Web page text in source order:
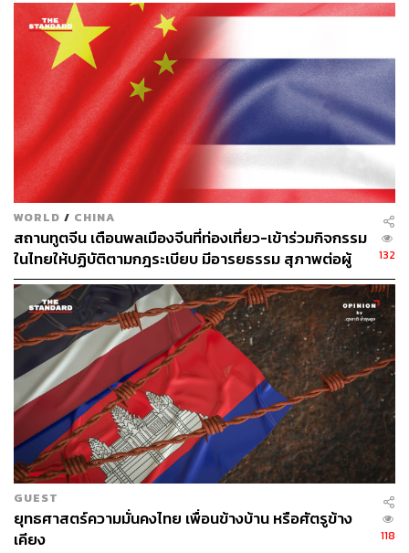
ดัชนีทั้งสองปรับตัวขึ้นเกือบ 30% ในไตรมาสที่ 3 จากการ
คาดการณ์การขาดดุลน้ำมันดิบทั่วโลกในไตรมาส 4 หลังจาก
ที่ซาอุดีอาระเบียและรัสเซียขยายเวลาหั่นการผลิตจนถึงสิ้นปี
นักวิเคราะห์ของ ING กล่าวว่า แม้ OPEC+ จะไม่มีการ
เปลี่ยนแปลงนโยบายการผลิต เนื่องจากความแข็งแกร่งของ
ตลาดในช่วงนี้ แต่ซาอุดีอาระเบียอาจเริ่มผ่อนคลายนโยบาย
โดยสมัครใจที่ 1 ล้านบาร์เรลต่อวัน และแม้ซาอุดีอาระเบียยัง
กังวลถึงแนวโน้มอุปสงค์ของจีน แต่จากข้อมูล PMI ที่ออกมา
ในช่วงสุดสัปดาห์แสดงให้เห็นว่า กิจกรรมโรงงานของจีน
ขยายตัวเป็นครั้งแรกในรอบ 6 เดือน และอาจเป็นสัญญาณว่า
เศรษฐกิจจีนเริ่มมีเสถียรภาพแล้ว
อ้างอิง:
https://www.cnbc.com/2023/10/02/chinas-demand-for
-oil-and-copper-is-booming-says-goldman-sachs.htm
https://www.reuters.com/business/energy/oil-prices-c
limb-investor-risk-appetite-grows-2023-10-02/
สามารถติดตาม THE STANDARD WEALTH
ผ่านแอปพลิเคชันต่างๆ ที่คุณสะดวกหรือใช้งานอยู่แล้วได้เลย
WORLD / CHINA
สถานทูตจีน เตือนพลเมืองจีนที่ท่องเที่ยว-เข้าร่วมกิจกรรม
ในไทยให้ปฏิบัติตามกฎระเบียบ มีอารยธรรม สุภาพต่อผู้
อื่น
132
GUEST
ยุทธศาสตร์ความมั่นคงไทย เพื่อนข้างบ้าน หรือศัตรูข้าง
เคียง
118